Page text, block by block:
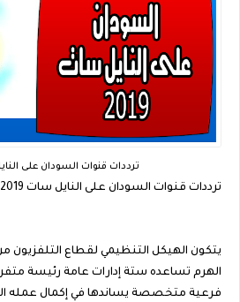
ترددات قنوات السودان على النايل
ترددات قنوات السودان على النايل سات 2019
يتكون الهيكل التنظيمي لقطاع
الهرم تساعده ستة إدارات عامة رئيسة
فرعية متخصصة يساندها في إكمال